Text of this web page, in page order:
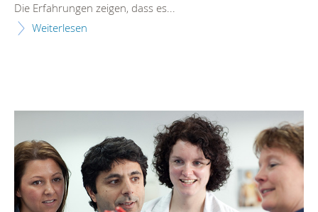
Die Erfahrungen zeigen, dass es...
Weiterlesen